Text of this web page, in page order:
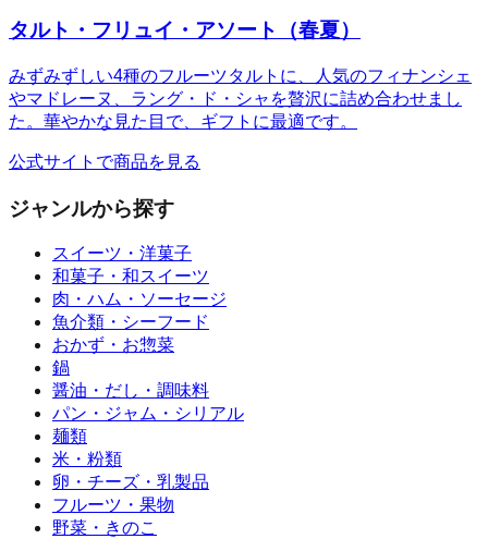
タルト・フリュイ・アソート（春夏）
みずみずしい4種のフルーツタルトに、人気のフィナンシェ
やマドレーヌ、ラング・ド・シャを贅沢に詰め合わせまし
た。華やかな見た目で、ギフトに最適です。
公式サイトで商品を見る
ジャンルから探す
スイーツ・洋菓子
和菓子・和スイーツ
肉・ハム・ソーセージ
魚介類・シーフード
おかず・お惣菜
鍋
醤油・だし・調味料
パン・ジャム・シリアル
麺類
米・粉類
卵・チーズ・乳製品
フルーツ・果物
野菜・きのこ